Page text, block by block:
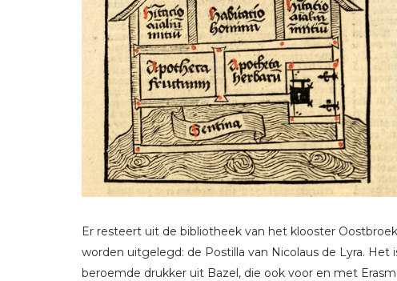
Er resteert uit de bibliotheek van het klooster
worden uitgelegd: de Postilla van Nicolaus de Lyra. Het
beroemde drukker uit Bazel, die ook voor en met